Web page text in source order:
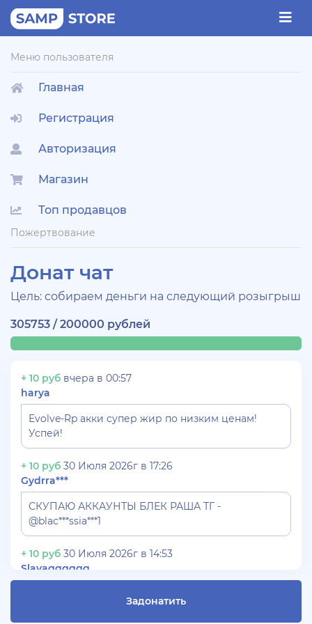
Меню пользователя
Главная
Регистрация
Авторизация
Магазин
Топ продавцов
Пожертвование
Донат чат
Цель: собираем деньги на следующий розыгрыш
305753 / 200000 рублей
+ 10 руб вчера в 00:57
harya
Evolve-Rp акки супер жир по низким ценам!
Успей!
+ 10 руб 30 Июля 2026г в 17:26
Gydrra***
СКУПАЮ АККАУНТЫ БЛЕК РАША ТГ -
@blac***ssia***1
+ 10 руб 30 Июля 2026г в 14:53
Slavagggggg
Задонатить